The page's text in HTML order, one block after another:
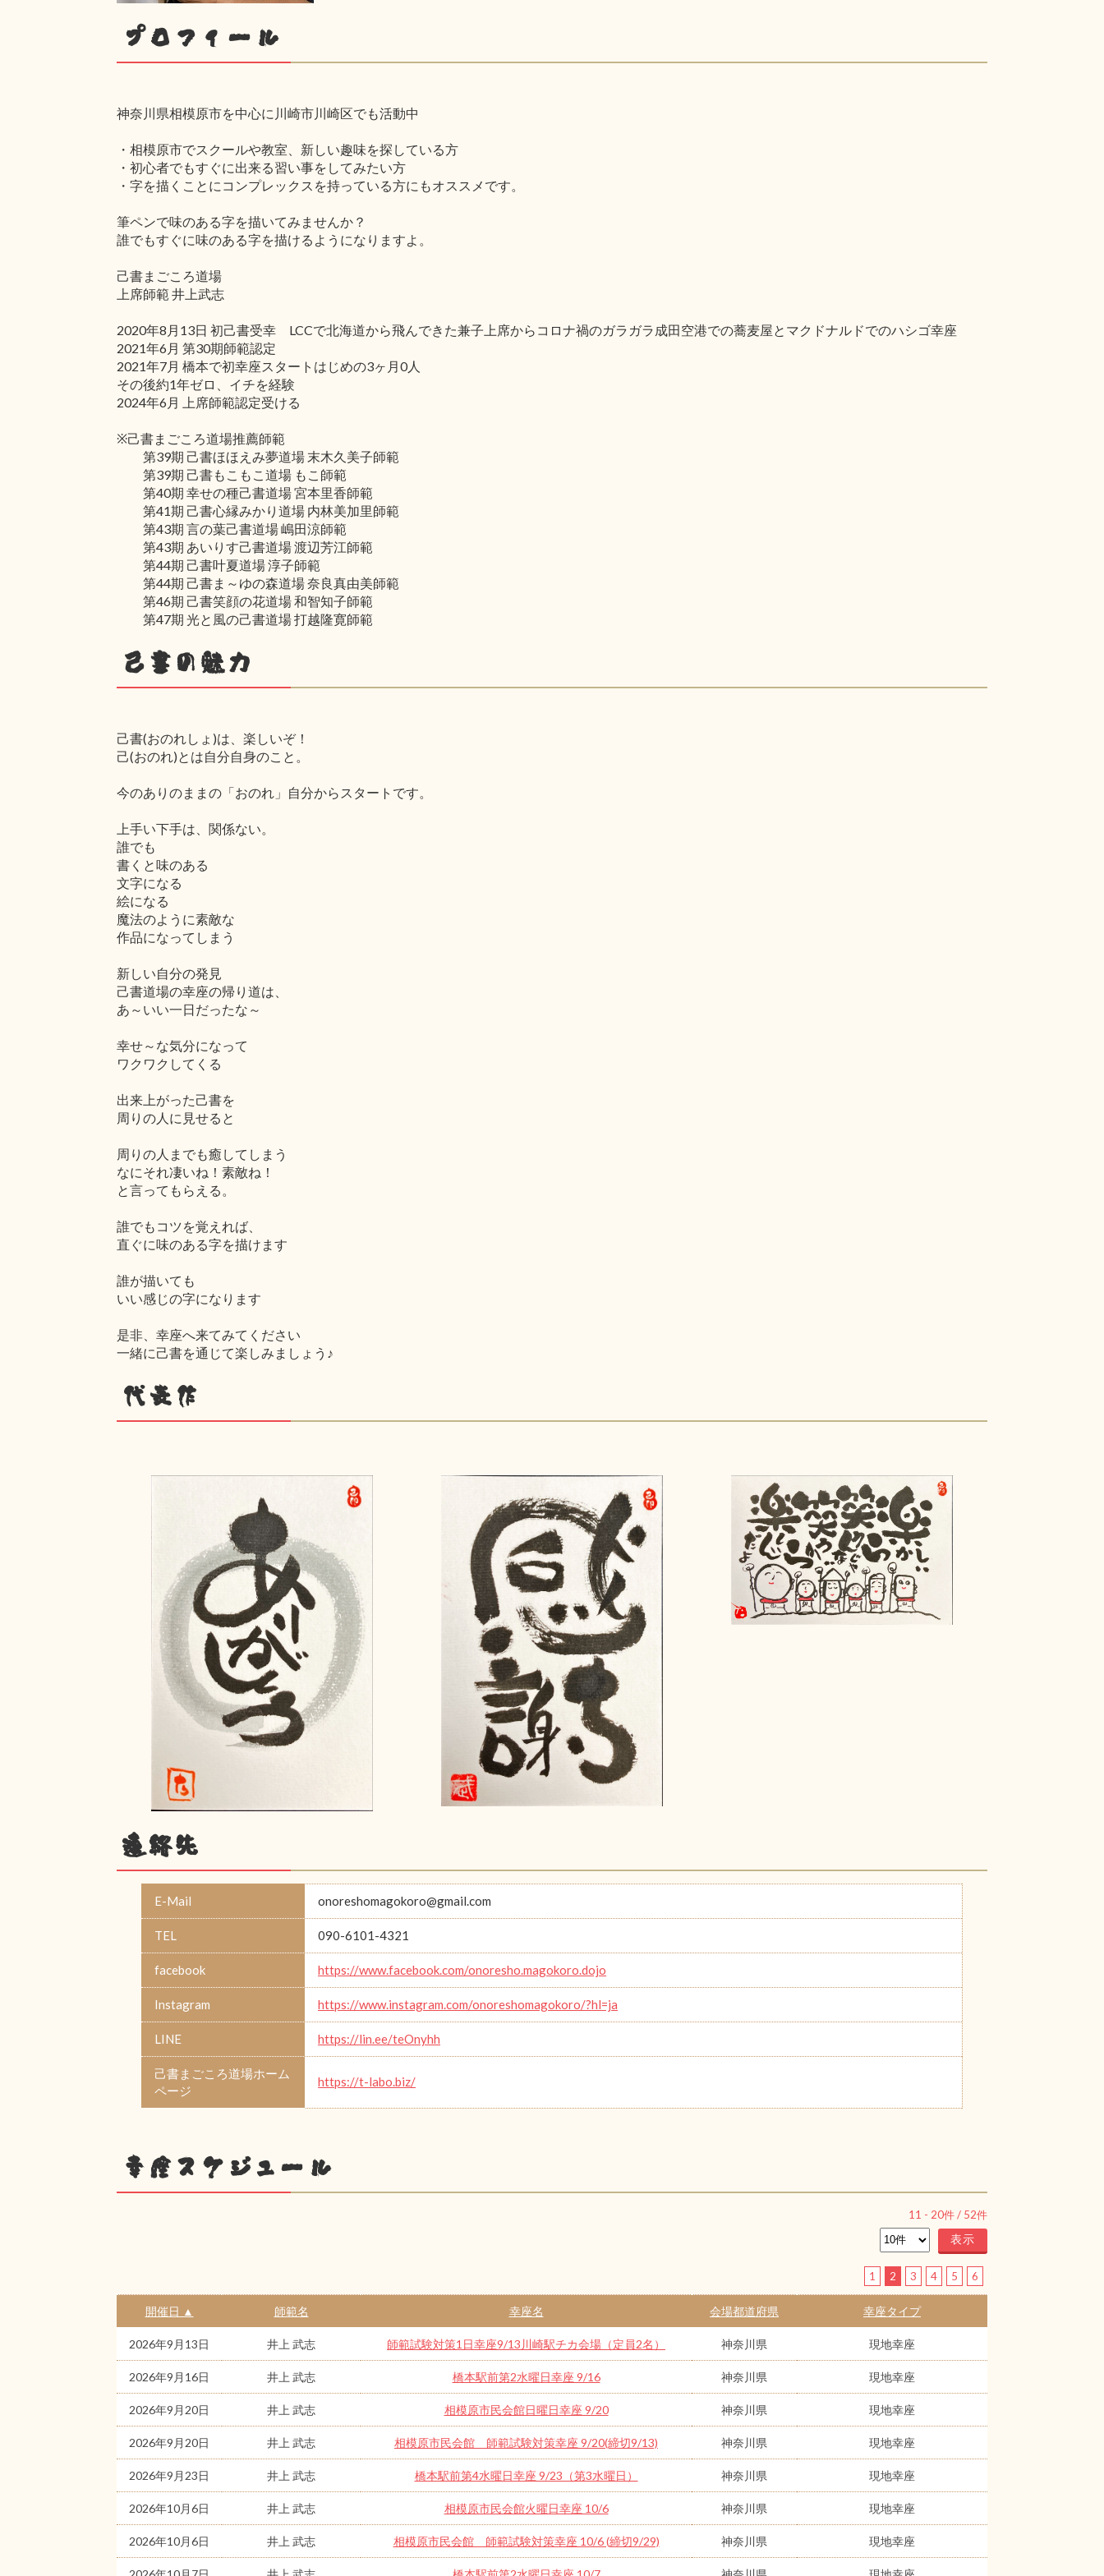
プロフィール
神奈川県相模原市を中心に川崎市川崎区でも活動中
・相模原市でスクールや教室、新しい趣味を探している方
・初心者でもすぐに出来る習い事をしてみたい方
・字を描くことにコンプレックスを持っている方にもオススメです。
筆ペンで味のある字を描いてみませんか？
誰でもすぐに味のある字を描けるようになりますよ。
己書まごころ道場
上席師範 井上武志
2020年8月13日 初己書受幸 LCCで北海道から飛んできた兼子上席からコロナ禍のガラガラ成田空港での蕎麦屋とマクドナルドでのハシゴ幸座
2021年6月 第30期師範認定
2021年7月 橋本で初幸座スタートはじめの3ヶ月0人
その後約1年ゼロ、イチを経験
2024年6月 上席師範認定受ける
※己書まごころ道場推薦師範
第39期 己書ほほえみ夢道場 末木久美子師範
第39期 己書もこもこ道場 もこ師範
第40期 幸せの種己書道場 宮本里香師範
第41期 己書心縁みかり道場 内林美加里師範
第43期 言の葉己書道場 嶋田涼師範
第43期 あいりす己書道場 渡辺芳江師範
第44期 己書叶夏道場 淳子師範
第44期 己書ま～ゆの森道場 奈良真由美師範
第46期 己書笑顔の花道場 和智知子師範
第47期 光と風の己書道場 打越隆寛師範
己書の魅力
己書(おのれしょ)は、楽しいぞ！
己(おのれ)とは自分自身のこと。
今のありのままの「おのれ」自分からスタートです。
上手い下手は、関係ない。
誰でも
書くと味のある
文字になる
絵になる
魔法のように素敵な
作品になってしまう
新しい自分の発見
己書道場の幸座の帰り道は、
あ～いい一日だったな～
幸せ～な気分になって
ワクワクしてくる
出来上がった己書を
周りの人に見せると
周りの人までも癒してしまう
なにそれ凄いね！素敵ね！
と言ってもらえる。
誰でもコツを覚えれば、
直ぐに味のある字を描けます
誰が描いても
いい感じの字になります
是非、幸座へ来てみてください
一緒に己書を通じて楽しみましょう♪
代表作
連絡先
E-Mail onoreshomagokoro@gmail.com
TEL 090-6101-4321
facebook https://www.facebook.com/onoresho.magokoro.dojo
Instagram https://www.instagram.com/onoreshomagokoro/?hl=ja
LINE https://lin.ee/teOnyhh
己書まごころ道場ホーム
ページ
https://t-labo.biz/
幸座スケジュール
11 - 20件 / 52件
1 2 3 4 5 6
開催日 ▲ 師範名 幸座名 会場都道府県 幸座タイプ
2026年9月13日 井上 武志 師範試験対策1日幸座9/13川崎駅チカ会場（定員2名） 神奈川県 現地幸座
2026年9月16日 井上 武志 橋本駅前第2水曜日幸座 9/16 神奈川県 現地幸座
2026年9月20日 井上 武志 相模原市民会館日曜日幸座 9/20 神奈川県 現地幸座
2026年9月20日 井上 武志 相模原市民会館 師範試験対策幸座 9/20(締切9/13) 神奈川県 現地幸座
2026年9月23日 井上 武志 橋本駅前第4水曜日幸座 9/23（第3水曜日） 神奈川県 現地幸座
2026年10月6日 井上 武志 相模原市民会館火曜日幸座 10/6 神奈川県 現地幸座
2026年10月6日 井上 武志 相模原市民会館 師範試験対策幸座 10/6 (締切9/29) 神奈川県 現地幸座